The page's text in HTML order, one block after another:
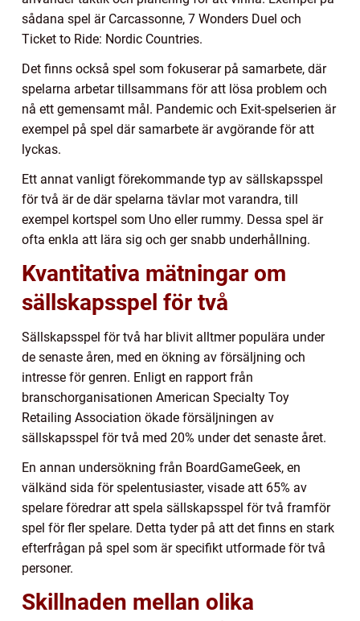
sådana spel är Carcassonne, 7 Wonders Duel och
Ticket to Ride: Nordic Countries.
Det finns också spel som fokuserar på samarbete, där
spelarna arbetar tillsammans för att lösa problem och
nå ett gemensamt mål. Pandemic och Exit-spelserien är
exempel på spel där samarbete är avgörande för att
lyckas.
Ett annat vanligt förekommande typ av sällskapsspel
för två är de där spelarna tävlar mot varandra, till
exempel kortspel som Uno eller rummy. Dessa spel är
ofta enkla att lära sig och ger snabb underhållning.
Kvantitativa mätningar om
sällskapsspel för två
Sällskapsspel för två har blivit alltmer populära under
de senaste åren, med en ökning av försäljning och
intresse för genren. Enligt en rapport från
branschorganisationen American Specialty Toy
Retailing Association ökade försäljningen av
sällskapsspel för två med 20% under det senaste året.
En annan undersökning från BoardGameGeek, en
välkänd sida för spelentusiaster, visade att 65% av
spelare föredrar att spela sällskapsspel för två framför
spel för fler spelare. Detta tyder på att det finns en stark
efterfrågan på spel som är specifikt utformade för två
personer.
Skillnaden mellan olika